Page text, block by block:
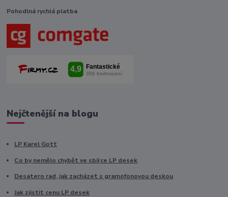
Pohodlná rychlá platba
Nejčtenější na blogu
LP Karel Gott
Co by nemělo chybět ve sbírce LP desek
Desatero rad, jak zacházet s gramofonovou deskou
Jak zjistit cenu LP desek